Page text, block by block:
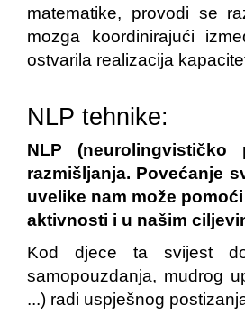
matematike, provodi se
mozga koordinirajući
ostvarila realizacija
NLP tehnike:
NLP
razmišljanja. Povećanje
uvelike nam može
aktivnosti i u našim
Kod djece ta svijest
samopouzdanja, mudrog
...) radi uspješnog